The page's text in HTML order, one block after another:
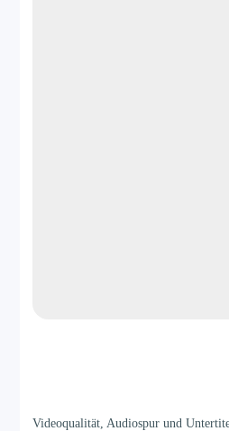
Videoqualität, Audiospur und